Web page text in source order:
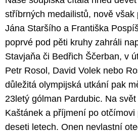
stříbrných medailistů, nově však
Jána Staršího a Františka
poprvé pod pěti kruhy zahráli
Stavjaňa či Bedřich Ščerban, v
Petr Rosol, David Volek nebo
důležitá olympijská utkání pak
23letý gólman Pardubic. Na
Kaštánek a příjmení po otčímovi
deseti letech. Onen nevlastní